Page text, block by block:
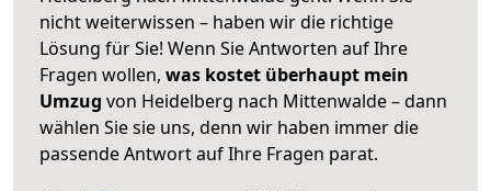
nicht weiterwissen – haben wir die richtige
Lösung für Sie! Wenn Sie Antworten auf Ihre
Fragen wollen, was kostet überhaupt mein
Umzug von Heidelberg nach Mittenwalde – dann
wählen Sie sie uns, denn wir haben immer die
passende Antwort auf Ihre Fragen parat.